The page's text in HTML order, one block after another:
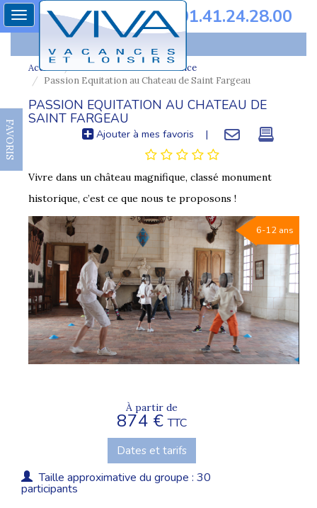
01.41.24.28.00
Toggle
navigation
FAVORIS
Accueil
Colonie de vacances france
Passion Equitation au Chateau de Saint Fargeau
PASSION EQUITATION AU CHATEAU DE
SAINT FARGEAU
Ajouter à mes favoris |
Vivre dans un château magnifique, classé monument
historique, c’est ce que nous te proposons !
6-12 ans
À partir de
874 €TTC
Dates et tarifs
Taille approximative du groupe : 30
participants